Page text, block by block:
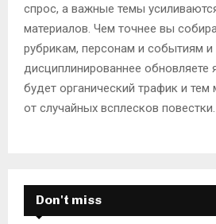
спрос, а важные темы
материалов. Чем точнее вы
рубрикам, персонам и событиям и
дисциплинированнее обновляете
будет органический трафик и
от случайных всплесков повестки.
Don't miss